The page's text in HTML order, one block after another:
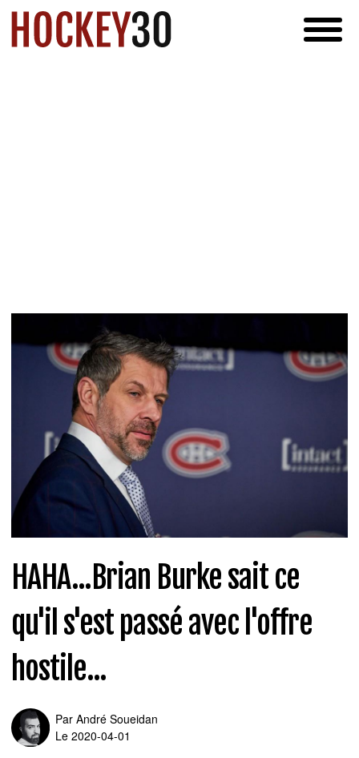
HAHA...Brian Burke sait ce
qu'il s'est passé avec l'offre
hostile...
Par André Soueidan
Le 2020-04-01